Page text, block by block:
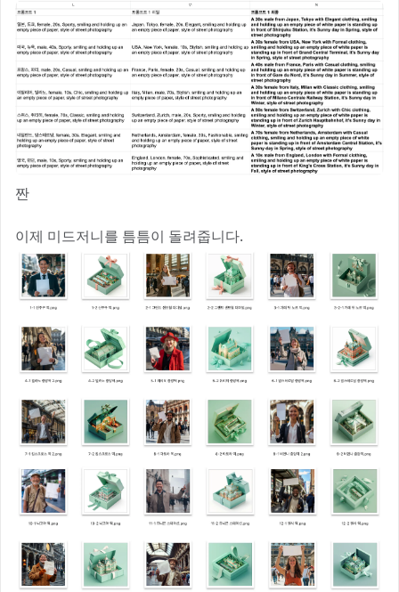
짠
이제 미드저니를 틈틈이 돌려줍니다.